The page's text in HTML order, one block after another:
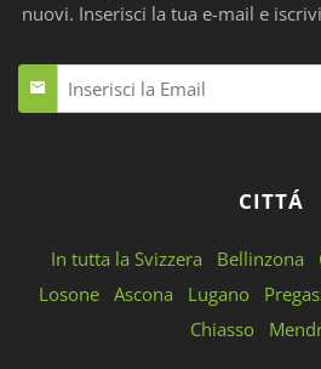
nuovi. Inserisci la tua e-mail e
CITTÁ
In tutta la Svizzera Bellinzona
Losone Ascona Lugano
Chiasso